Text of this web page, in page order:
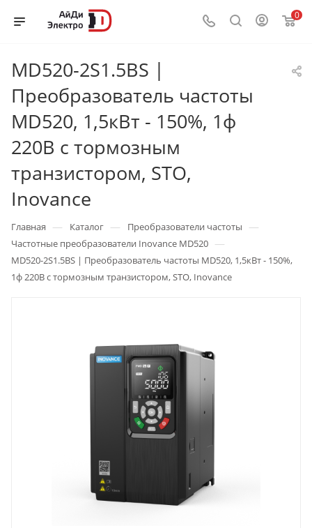
0
MD520-2S1.5BS |
Преобразователь частоты
MD520, 1,5кВт - 150%, 1ф
220В с тормозным
транзистором, STO,
Inovance
Главная — Каталог — Преобразователи частоты —
Частотные преобразователи Inovance MD520 —
MD520-2S1.5BS | Преобразователь частоты MD520, 1,5кВт - 150%,
1ф 220В с тормозным транзистором, STO, Inovance